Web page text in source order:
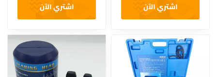
اشتري الآن
اشتري الآن